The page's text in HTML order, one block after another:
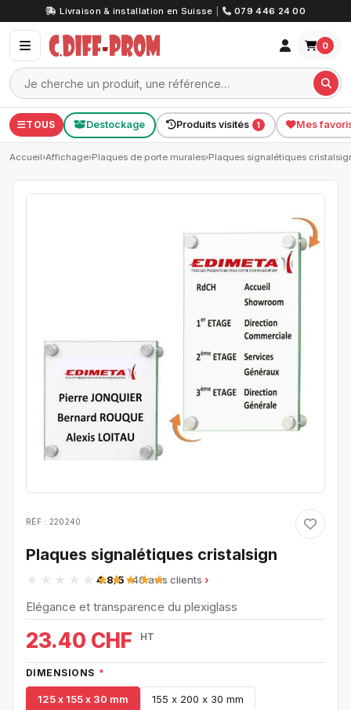
Livraison & installation en Suisse 079 446 24 00
0
TOUS Destockage Produits visités 1 Mes
Accueil›Affichage›Plaques de porte murales›Plaques signalétiques
RÉF : 220240
Plaques signalétiques cristalsign
4.8/5· 40 avis clients
Elégance et transparence du plexiglass
23.40 CHF HT
DIMENSIONS *
125 x 155 x 30 mm 155 x 200 x 30 mm